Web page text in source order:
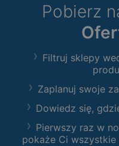
Pobierz
Filtruj sklepy
Zaplanuj swoje
Dowiedz się,
Pierwszy raz w
pokaże Ci